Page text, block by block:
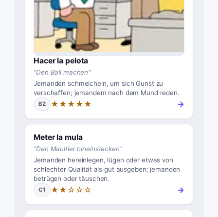
Hacer la pelota
"Den Ball machen"
Jemanden schmeicheln, um sich Gunst zu
verschaffen; jemandem nach dem Mund reden.
B2 ★★★★★ →
Meter la mula
"Den Maultier hineinstecken"
Jemanden hereinlegen, lügen oder etwas von
schlechter Qualität als gut ausgeben; jemanden
betrügen oder täuschen.
C1 ★★☆☆☆ →